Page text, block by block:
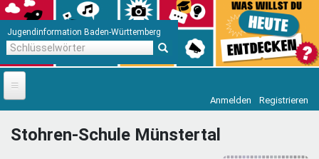
Jugendinformation Baden-Württemberg
Startseite
News
Anmelden Registrieren
Stohren-Schule Münstertal